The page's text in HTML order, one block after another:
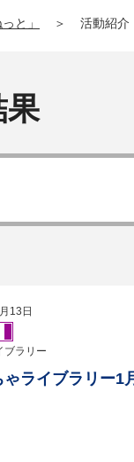
と」 ＞ 活動紹介
果
13日
ブラリー
ゃライブラリー1